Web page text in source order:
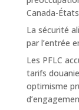
Canada-
La sécurité
par l’entrée
Les PFLC
tarifs
optimisme